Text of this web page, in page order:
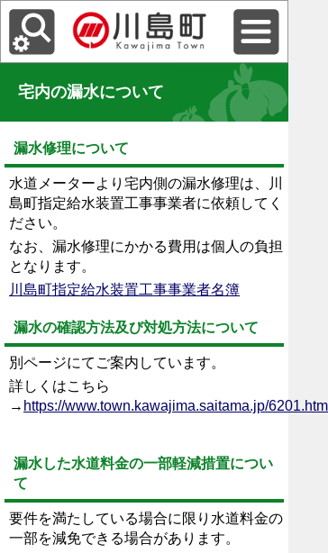
宅内の漏水について
漏水修理について
水道メーターより宅内側の漏水修理は、川
島町指定給水装置工事事業者に依頼してく
ださい。
なお、漏水修理にかかる費用は個人の負担
となります。
川島町指定給水装置工事事業者名簿
漏水の確認方法及び対処方法について
別ページにてご案内しています。
詳しくはこちら
→ https://www.town.kawajima.saitama.jp/6201.htm
漏水した水道料金の一部軽減措置につい
て
要件を満たしている場合に限り水道料金の
一部を減免できる場合があります。